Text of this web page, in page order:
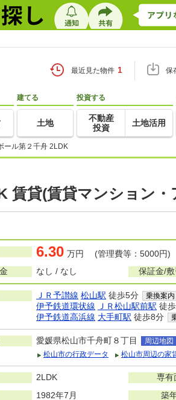
最近見た物件 1 保
建てる
土地
投資する
不動産
投資
土地活用
ール第２千舟 2LDK
賃貸(賃貸マンション・
6.30 万円 (管理費等：5000円)
なし / なし 保証金/
ＪＲ予讃線 松山駅 徒歩5分 乗換案内
伊予鉄道環状線 ＪＲ松山駅前駅 徒
伊予鉄道高浜線 大手町駅 徒歩8分
愛媛県松山市千舟町８丁目
周辺地図
松山市の行政データ
松山市周辺の家
2LDK 専有
1982年7月 築